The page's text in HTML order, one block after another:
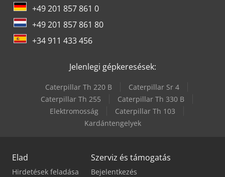
+49 201 857 861 0
+49 201 857 861 80
+34 911 433 456
Jelenlegi gépkeresések:
Caterpillar Th 220 B
Caterpillar Sr 4
Caterpillar Th 255
Caterpillar Th 330 B
Elektromosság
Caterpillar Th 103
Kardántengelyek
Elad
Hirdetések feladása
Szerviz és támogatás
Bejelentkezés